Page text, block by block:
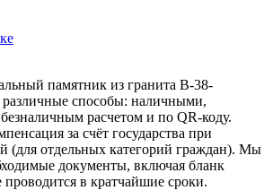
памятник из гранита В-38-
способы: наличными,
расчетом и по QR-коду.
за счёт государства при
(для отдельных категорий граждан). Мы
документы, включая бланк
в кратчайшие сроки.